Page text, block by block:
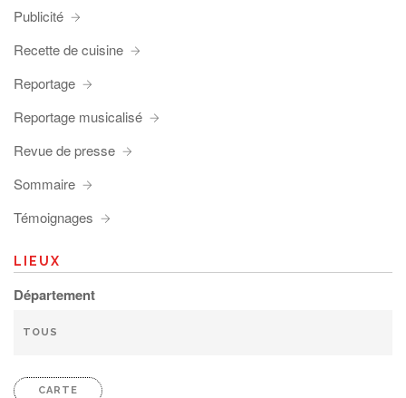
Publicité
Recette de cuisine
Reportage
Reportage musicalisé
Revue de presse
Sommaire
Témoignages
LIEUX
Département
CARTE